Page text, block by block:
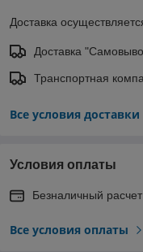
Доставка
Доставка
Транспортная
Все условия доставки
Условия оплаты
Безналичный расчет
Все условия оплаты